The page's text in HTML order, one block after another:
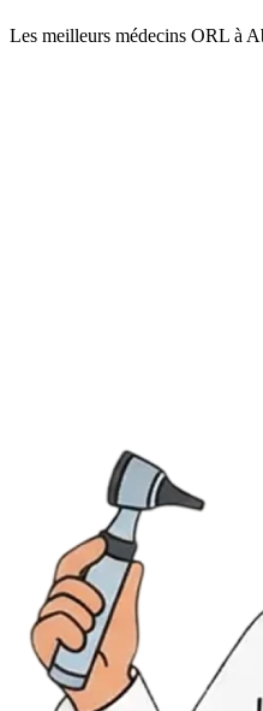
Les meilleurs médecins ORL à